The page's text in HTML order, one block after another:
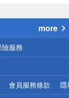
more
險服務
會員服務條款 隱